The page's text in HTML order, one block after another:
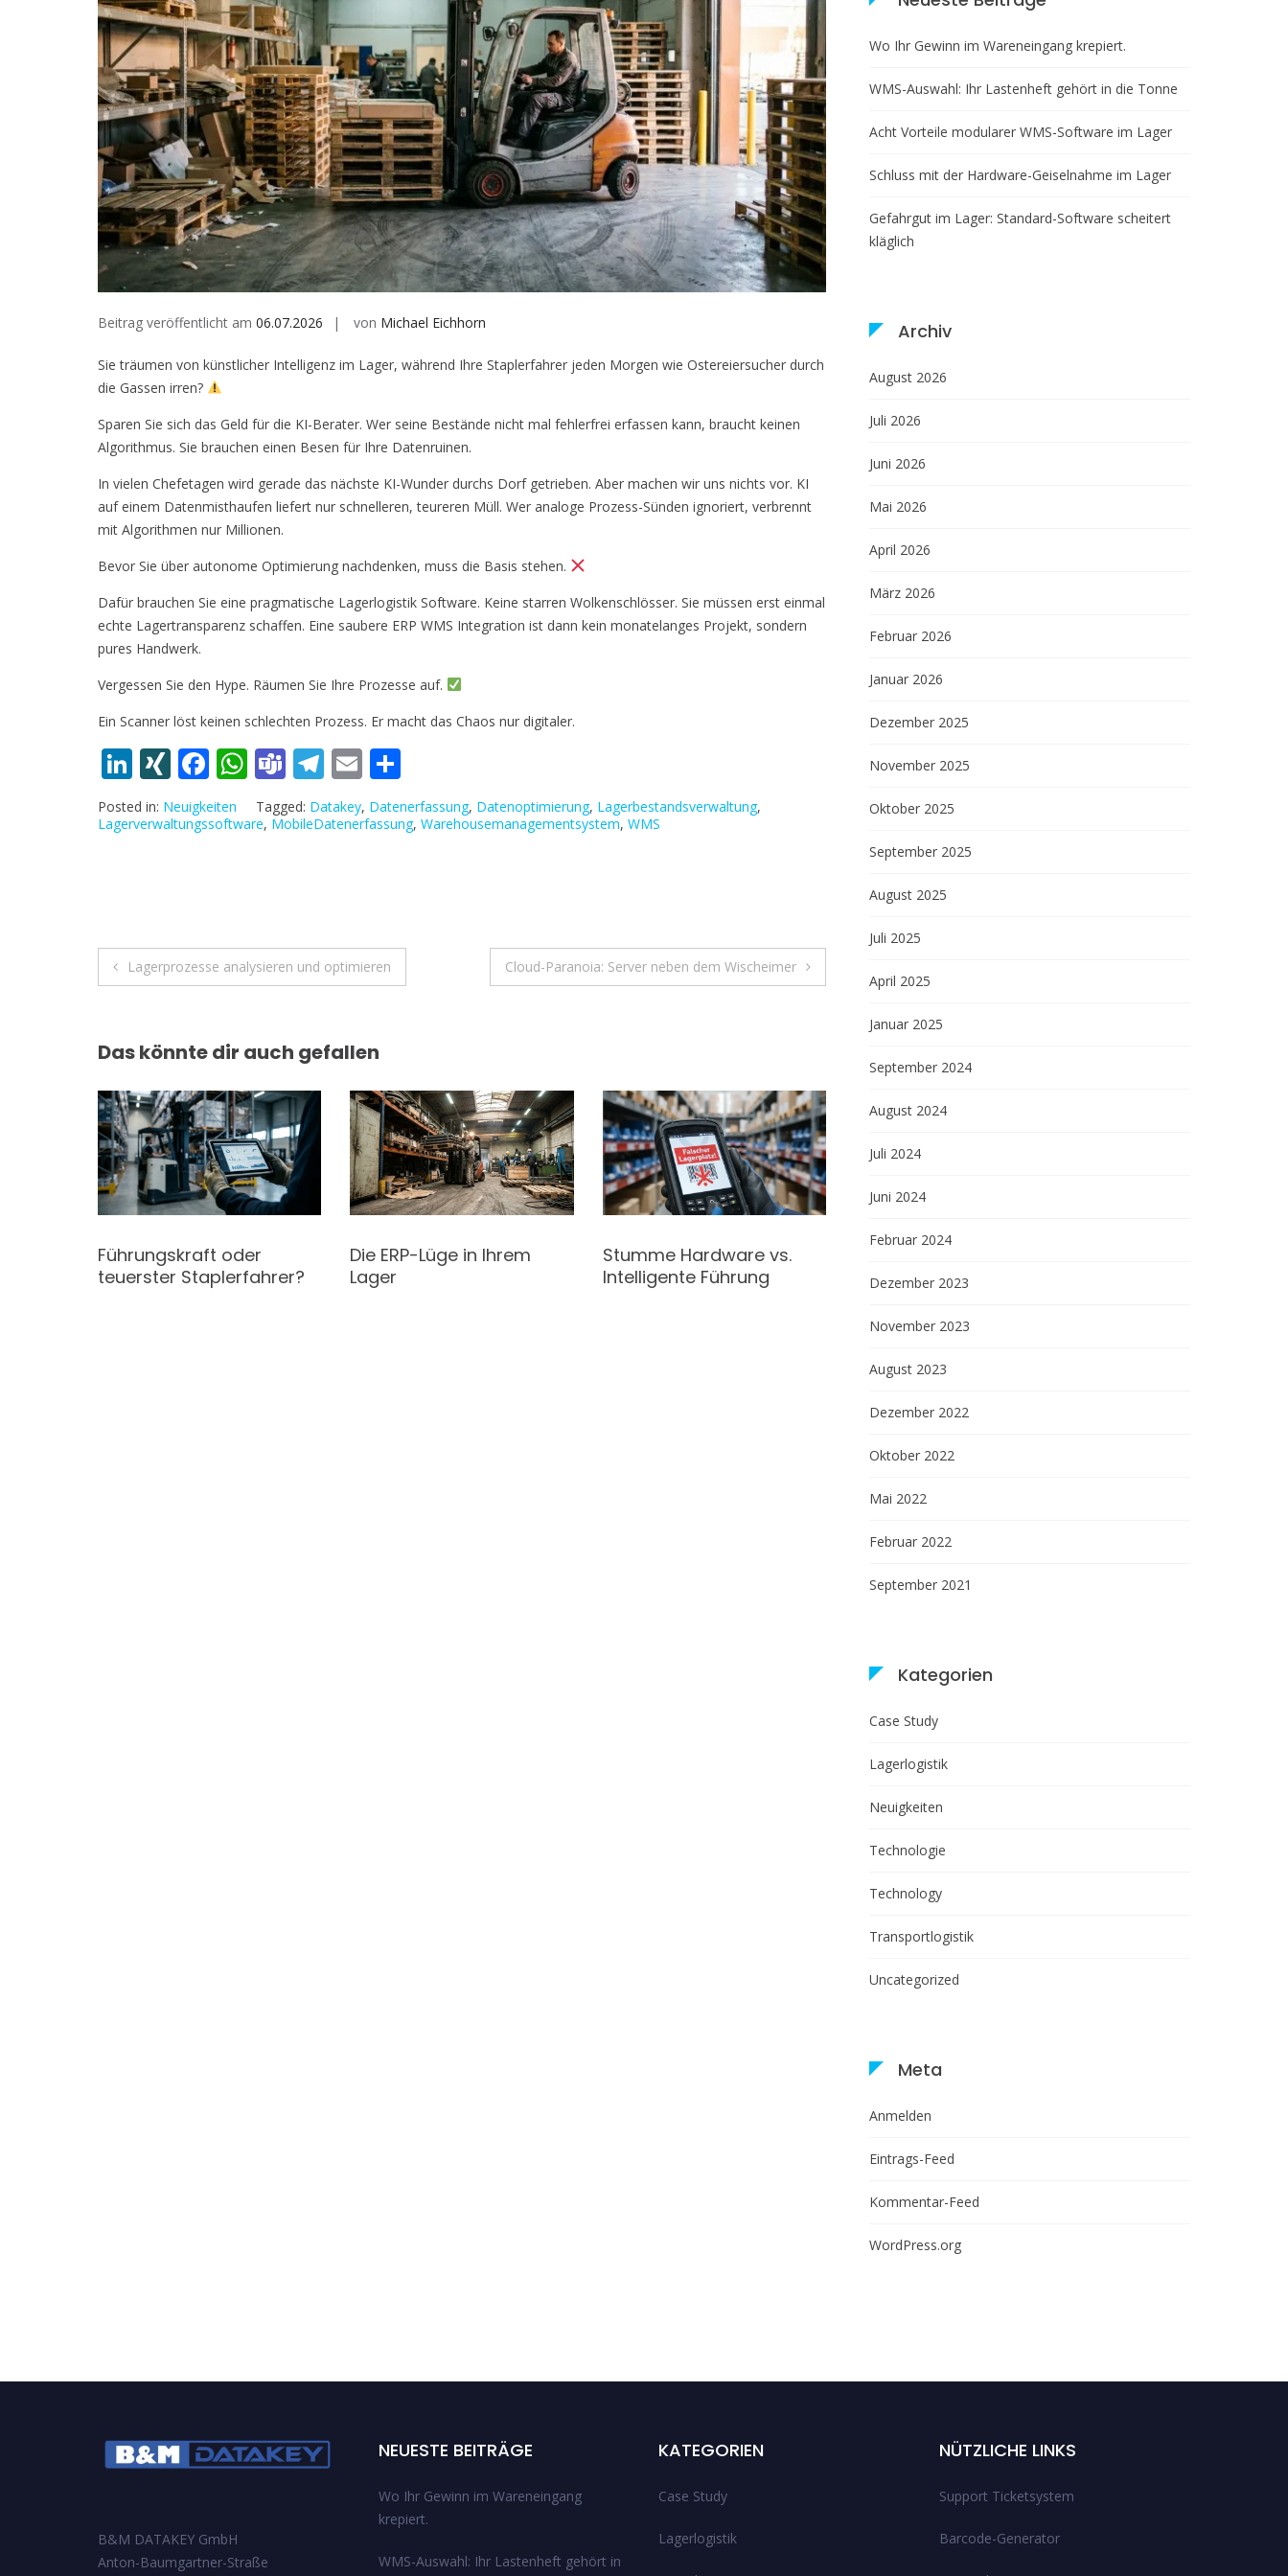
Beitrag veröffentlicht am 06.07.2026 von Michael Eichhorn
Sie träumen von künstlicher Intelligenz im Lager, während Ihre Staplerfahrer jeden Morgen wie Ostereiersucher durch
die Gassen irren?
Sparen Sie sich das Geld für die KI-Berater. Wer seine Bestände nicht mal fehlerfrei erfassen kann, braucht keinen
Algorithmus. Sie brauchen einen Besen für Ihre Datenruinen.
In vielen Chefetagen wird gerade das nächste KI-Wunder durchs Dorf getrieben. Aber machen wir uns nichts vor. KI
auf einem Datenmisthaufen liefert nur schnelleren, teureren Müll. Wer analoge Prozess-Sünden ignoriert, verbrennt
mit Algorithmen nur Millionen.
Bevor Sie über autonome Optimierung nachdenken, muss die Basis stehen.
Dafür brauchen Sie eine pragmatische Lagerlogistik Software. Keine starren Wolkenschlösser. Sie müssen erst einmal
echte Lagertransparenz schaffen. Eine saubere ERP WMS Integration ist dann kein monatelanges Projekt, sondern
pures Handwerk.
Vergessen Sie den Hype. Räumen Sie Ihre Prozesse auf.
Ein Scanner löst keinen schlechten Prozess. Er macht das Chaos nur digitaler.
Li
n
k
XI
N
G
F
ac
e
k
W
h
at
p
T
e
a
T
el
e
E
m
ai
ei
le
Posted in: Neuigkeiten Tagged: Datakey, Datenerfassung, Datenoptimierung, Lagerbestandsverwaltung,
Lagerverwaltungssoftware, MobileDatenerfassung, Warehousemanagementsystem, WMS
Beitragsnavigation
Lagerprozesse analysieren und optimieren Cloud-Paranoia: Server neben dem Wischeimer
Das könnte dir auch gefallen
Führungskraft oder
teuerster Staplerfahrer?
Die ERP-Lüge in Ihrem
Lager
Stumme Hardware vs.
Intelligente Führung
Wo Ihr Gewinn im Wareneingang krepiert.
WMS-Auswahl: Ihr Lastenheft gehört in die Tonne
Acht Vorteile modularer WMS-Software im Lager
Schluss mit der Hardware-Geiselnahme im Lager
Gefahrgut im Lager: Standard-Software scheitert
kläglich
Archiv
August 2026
Juli 2026
Juni 2026
Mai 2026
April 2026
März 2026
Februar 2026
Januar 2026
Dezember 2025
November 2025
Oktober 2025
September 2025
August 2025
Juli 2025
April 2025
Januar 2025
September 2024
August 2024
Juli 2024
Juni 2024
Februar 2024
Dezember 2023
November 2023
August 2023
Dezember 2022
Oktober 2022
Mai 2022
Februar 2022
September 2021
Kategorien
Case Study
Lagerlogistik
Neuigkeiten
Technologie
Technology
Transportlogistik
Uncategorized
Meta
Anmelden
Eintrags-Feed
Kommentar-Feed
WordPress.org
B&M DATAKEY GmbH
Anton-Baumgartner-Straße
NEUESTE BEITRÄGE
Wo Ihr Gewinn im Wareneingang
krepiert.
WMS-Auswahl: Ihr Lastenheft gehört in
KATEGORIEN
Case Study
Lagerlogistik
NÜTZLICHE LINKS
Support Ticketsystem
Barcode-Generator